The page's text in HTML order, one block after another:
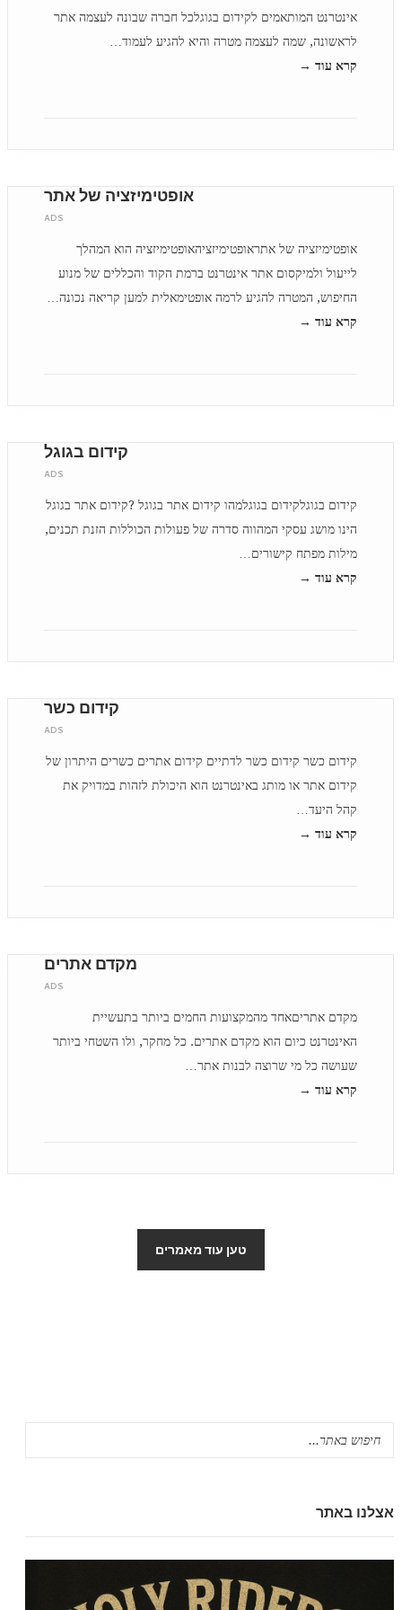
אינטרנט המותאמים לקידום בגוגלכל חברה שבונה לעצמה אתר
לראשונה, שמה לעצמה מטרה והיא להגיע לעמוד…
קרא עוד →
אופטימיזציה של אתר
ADS
אופטימיזציה של אתראופטימיזציהאופטימיזציה הוא המהלך
לייעול ולמיקסום אתר אינטרנט ברמת הקוד והכללים של מנוע
החיפוש, המטרה להגיע לרמה אופטימאלית למען קריאה נכונה…
קרא עוד →
קידום בגוגל
ADS
קידום בגוגלקידום בגוגלמהו קידום אתר בגוגל ?קידום אתר בגוגל
הינו מושג עסקי המהווה סדרה של פעולות הכוללות הזנת תכנים,
מילות מפתח קישורים…
קרא עוד →
קידום כשר
ADS
קידום כשר קידום כשר לדתיים קידום אתרים כשרים היתרון של
קידום אתר או מותג באינטרנט הוא היכולת לזהות במדויק את
קהל היעד…
קרא עוד →
מקדם אתרים
ADS
מקדם אתריםאחד מהמקצועות החמים ביותר בתעשיית
האינטרנט כיום הוא מקדם אתרים. כל מחקר, ולו השטחי ביותר
שעושה כל מי שרוצה לבנות אתר…
קרא עוד →
טען עוד מאמרים
אצלנו באתר